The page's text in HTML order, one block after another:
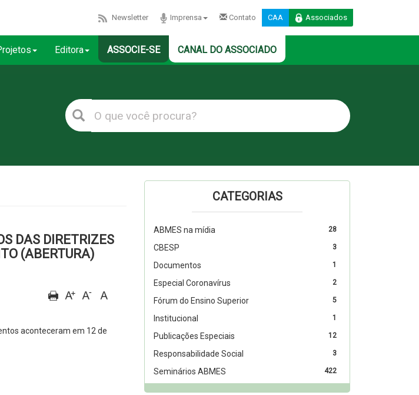
Newsletter Imprensa Contato CAA Associados
Editora ASSOCIE-SE CANAL DO ASSOCIADO
DAS DIRETRIZES
(ABERTURA)
aconteceram em 12 de
CATEGORIAS
28
ABMES na mídia
3
CBESP
1
Documentos
2
Especial Coronavírus
5
Fórum do Ensino Superior
1
Institucional
12
Publicações Especiais
3
Responsabilidade Social
422
Seminários ABMES